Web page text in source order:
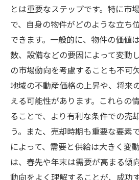
とは重要なステップです。特に市
で、自身の物件がどのような立ち
できます。一般的に、物件の価値
数、設備などの要因によって変動
の市場動向を考慮することも不可
地域の不動産価格の上昇や、将来
える可能性があります。これらの
ることで、より有利な条件での売
う。また、売却時期も重要な要素
によって、需要と供給は大きく変
は、春先や年末は需要が高まる傾
動向をよく理解することが、成功